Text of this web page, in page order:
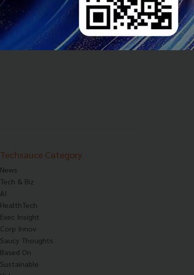
Techsauce Category
News
Tech & Biz
AI
HealthTech
Exec Insight
Corp Innov
Saucy Thoughts
Based On
Sustainable